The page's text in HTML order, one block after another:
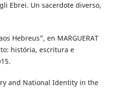
Ebrei. Un sacerdote diverso,
Hebreus”, en MARGUERAT
história, escritura e
and National Identity in the